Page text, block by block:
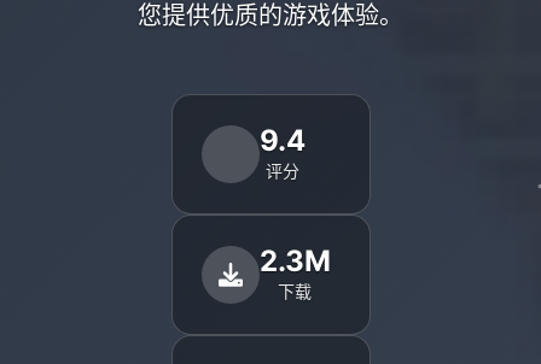
您提供优质的游戏体验。
9.4
评分
2.3M
下载